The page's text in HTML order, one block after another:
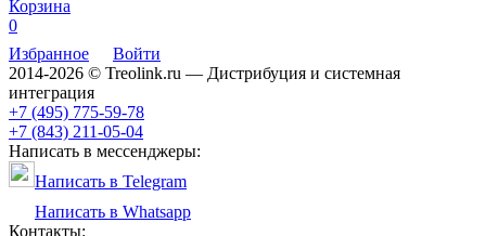
Корзина
0
Избранное
Войти
2014-2026 © Treolink.ru — Дистрибуция и системная
интеграция
+7 (495) 775-59-78
+7 (843) 211-05-04
Написать в мессенджеры:
Написать в Telegram
Написать в Whatsapp
Контакты: